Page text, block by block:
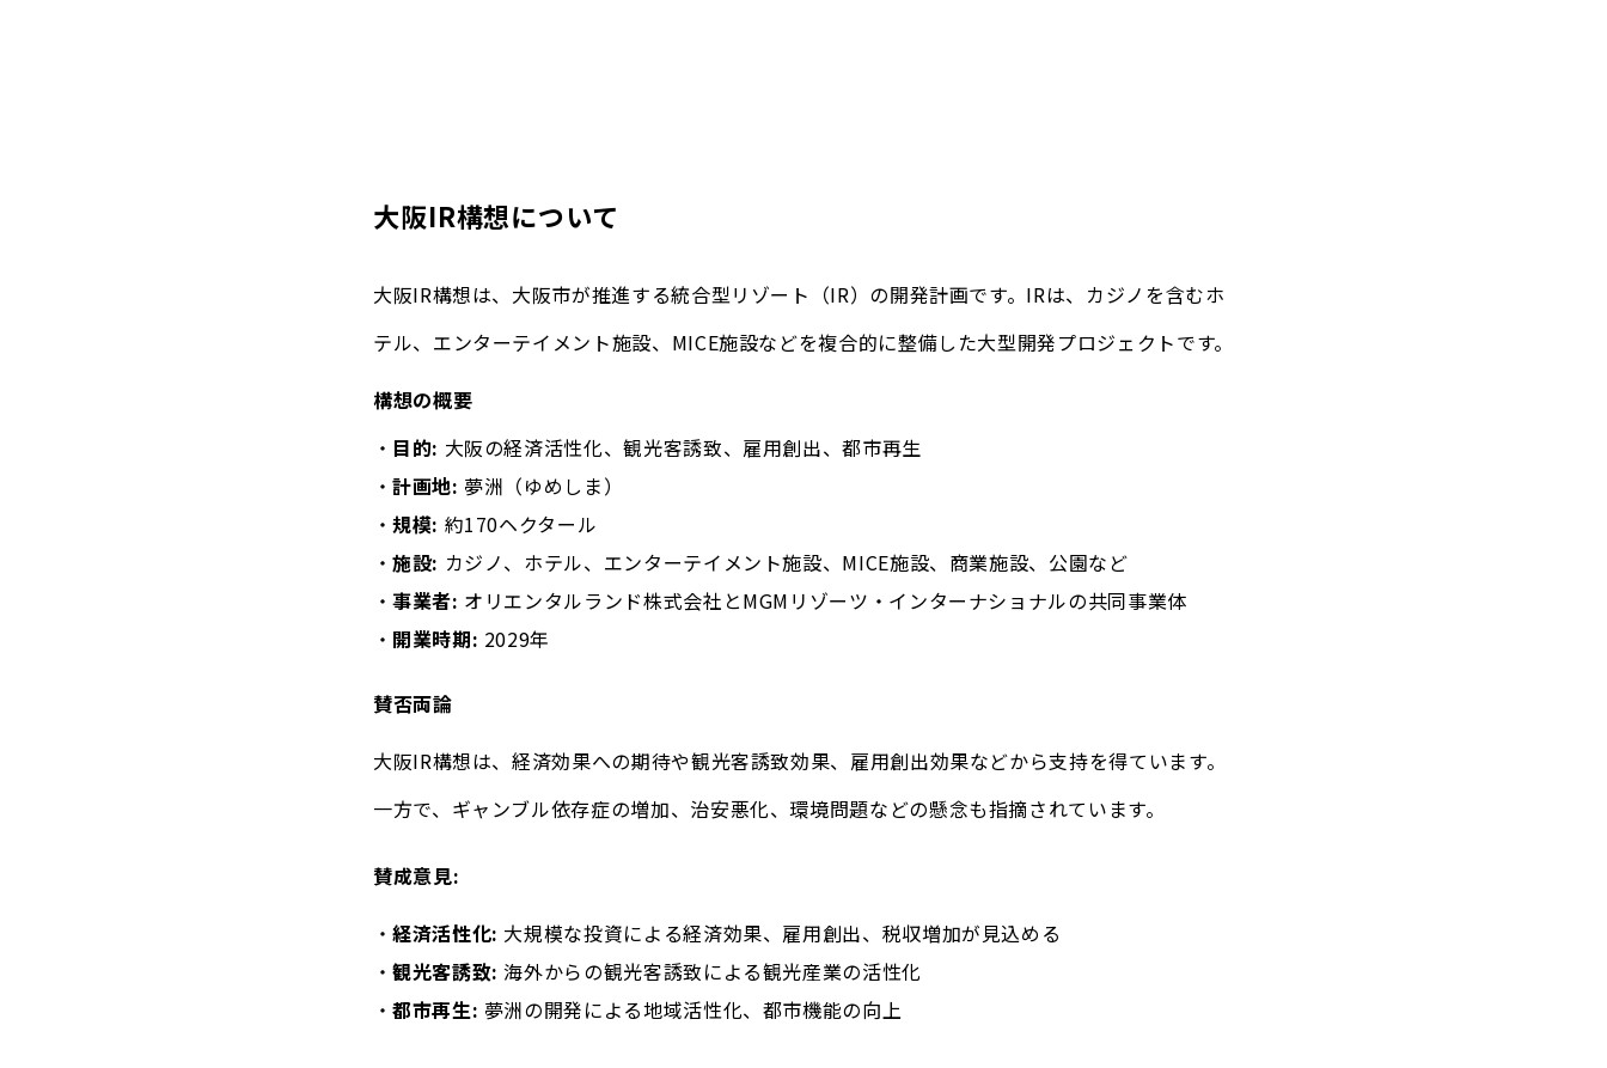
大阪IR構想について
大阪IR構想は、大阪市が推進する統合型リゾート（IR）の開発計画です。IRは、カジノを含むホ
テル、エンターテイメント施設、MICE施設などを複合的に整備した大型開発プロジェクトです。
構想の概要
目的: 大阪の経済活性化、観光客誘致、雇用創出、都市再生
計画地: 夢洲（ゆめしま）
規模: 約170ヘクタール
施設: カジノ、ホテル、エンターテイメント施設、MICE施設、商業施設、公園など
事業者: オリエンタルランド株式会社とMGMリゾーツ・インターナショナルの共同事業体
開業時期: 2029年
賛否両論
大阪IR構想は、経済効果への期待や観光客誘致効果、雇用創出効果などから支持を得ています。
一方で、ギャンブル依存症の増加、治安悪化、環境問題などの懸念も指摘されています。
賛成意見:
経済活性化: 大規模な投資による経済効果、雇用創出、税収増加が見込める
観光客誘致: 海外からの観光客誘致による観光産業の活性化
都市再生: 夢洲の開発による地域活性化、都市機能の向上